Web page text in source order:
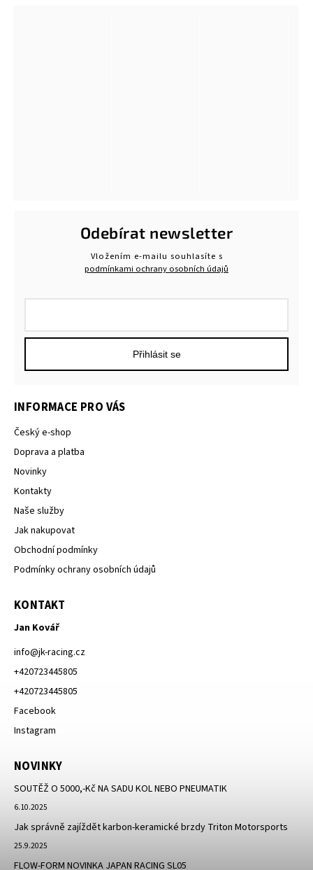
INFORMACE PRO VÁS
Český e-shop
Doprava a platba
Novinky
Kontakty
Naše služby
Jak nakupovat
Obchodní podmínky
Podmínky ochrany osobních údajů
KONTAKT
Jan Kovář
info@jk-racing.cz
+420723445805
+420723445805
Facebook
Instagram
NOVINKY
SOUTĚŽ O 5000,-Kč NA SADU KOL NEBO PNEUMATIK
6.10.2025
Jak správně zajíždět karbon-keramické brzdy Triton Motorsports
25.9.2025
FLOW-FORM NOVINKA JAPAN RACING SL05
Odebírat newsletter
Vložením e-mailu souhlasíte s
podmínkami ochrany osobních údajů
Přihlásit se